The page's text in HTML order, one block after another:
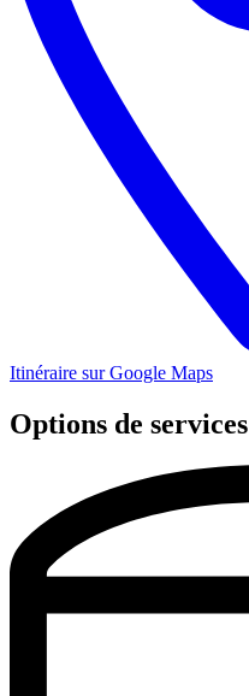
Itinéraire sur Google Maps
Options de services